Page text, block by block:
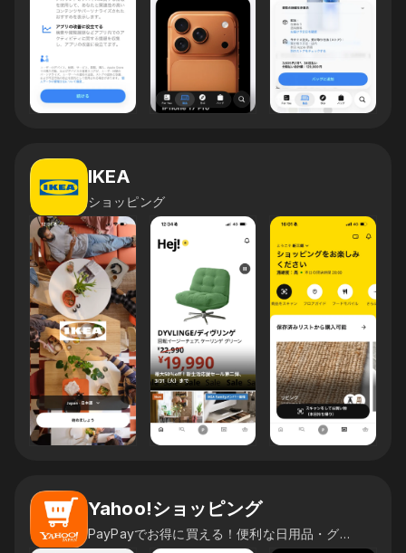
IKEA
ショッピング
Yahoo!ショッピング
PayPayでお得に買える！便利な日用品・グルメ通販アプリ